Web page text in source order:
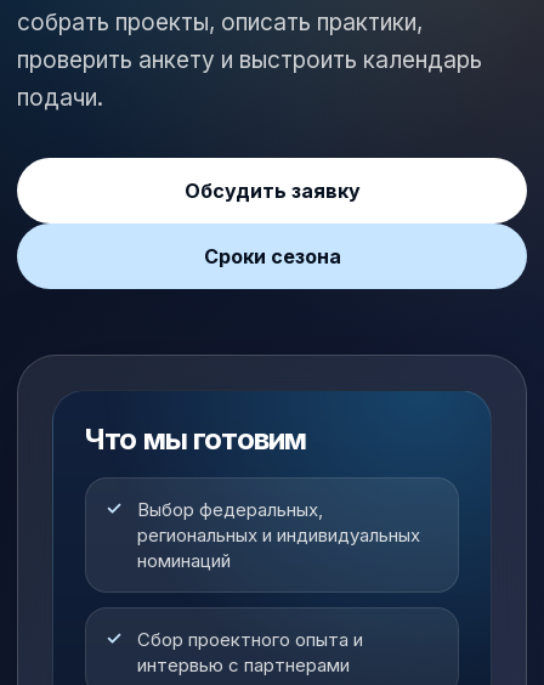
собрать проекты, описать практики,
проверить анкету и выстроить календарь
подачи.
Обсудить заявку
Сроки сезона
Что мы готовим
Выбор федеральных,
региональных и индивидуальных
номинаций
Сбор проектного опыта и
интервью с партнерами